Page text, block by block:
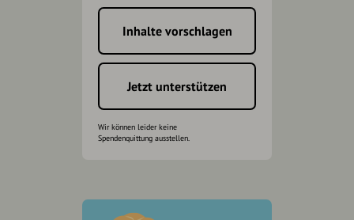
Inhalte vorschlagen
Jetzt unterstützen
Wir können leider keine
Spendenquittung ausstellen.